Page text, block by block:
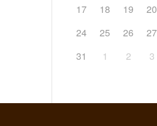
17
18 19 20
24
25 26 27
31
1 2 3